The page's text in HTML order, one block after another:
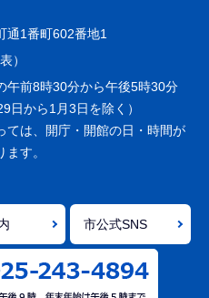
通1番町602番地1
）
午前8時30分から午後5時30分
日から1月3日を除く）
ては、開庁・開館の日・時間が
す。
市公式SNS